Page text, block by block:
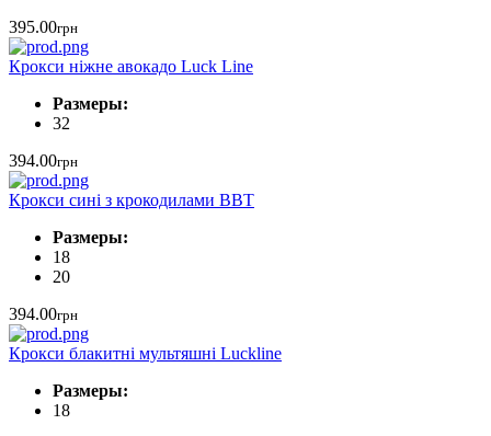
395.00грн
Крокси ніжне авокадо Luck Line
Размеры:
32
394.00грн
Крокси сині з крокодилами ВВТ
Размеры:
18
20
394.00грн
Крокси блакитні мультяшні Luckline
Размеры:
18